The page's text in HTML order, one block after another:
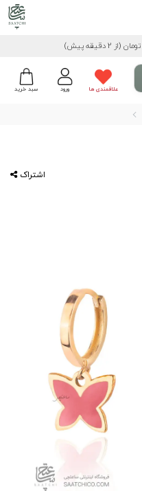
تومان (از 2 دقیقه پیش)
سبد خرید ورود علاقمندی ها
اشتراک